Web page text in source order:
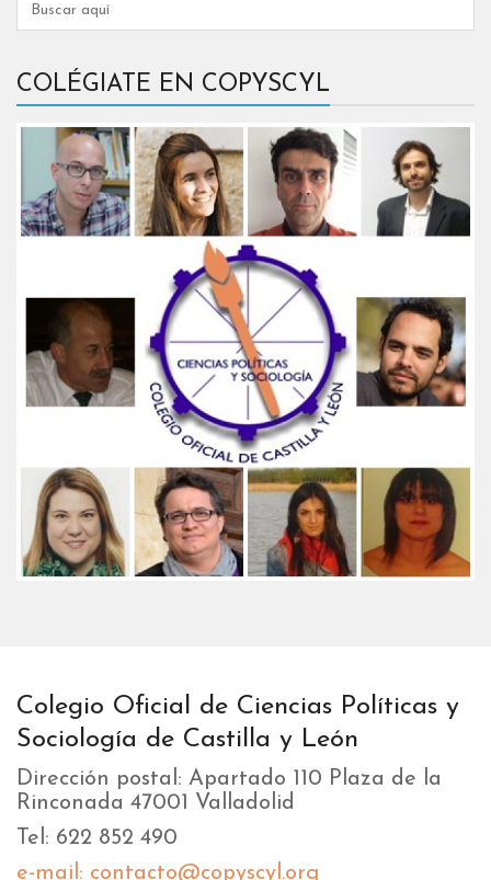
COLÉGIATE EN COPYSCYL
Colegio Oficial de Ciencias Políticas y
Sociología de Castilla y León
Dirección postal: Apartado 110 Plaza de la
Rinconada 47001 Valladolid
Tel: 622 852 490
e-mail: contacto@copyscyl.org